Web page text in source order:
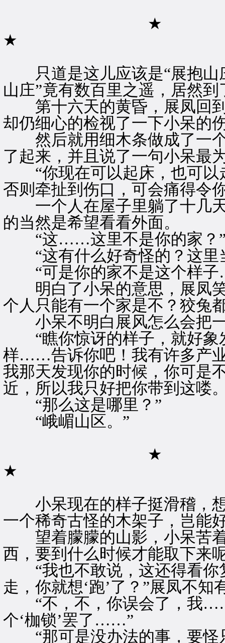
★
★
只道是这儿应该是“展抱山
山庄”竟有数百里之遥，居然到
第十六天的黄昏，展凤回到
却仍细心的检视了一下小呆的
然后就用细木条做成了一个
了起来，并且说了一句小呆最
“你现在可以起床，也可以
否则牵扯到伤口，可会痛得令
一个人在屋子里躺了十几天
的当然是希望看看外面。
“这……这里不是你的家？”
“这有什么好奇怪的？这里
“可是你的家不是这个样
明白了小呆的意思，展凤笑
个人只能有一个家是不？狡兔
小呆不明白展风怎么会把一
“瞧你惊讶的样子，就好象
样……告诉你吧！我有许多产
我那天发现你的时候，你可是
近，所以我只好把你带到这喽
“那么这是哪里？”
“峨嵋山区。”
★
★
小呆现在的样子挺滑稽，想
一个稀奇古怪的木架子，岂能
望着朦朦的山影，小呆苦
西，要到什么时候才能取下来
“我也不敢说，这还得看你
走，你就想‘跑’了？”展凤不知
“不，不，你误会了，我
个‘枷锁’罢了……”
“那可是没办法的事，要怪